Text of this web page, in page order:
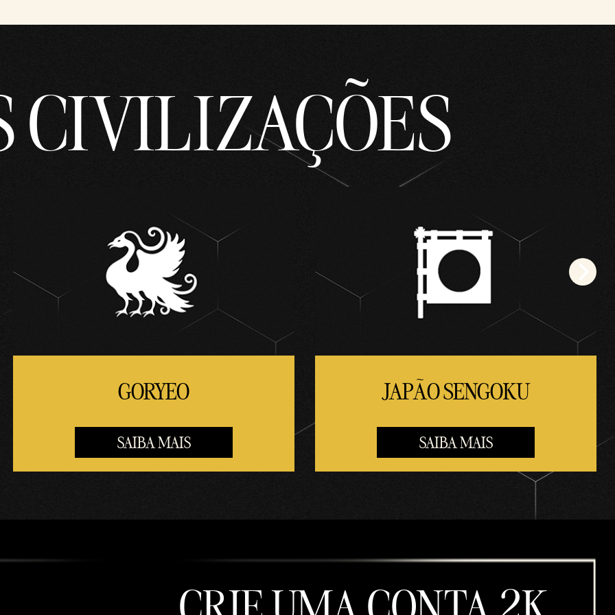
CIVILIZAÇÕES
GORYEO
SAIBA MAIS
JAPÃO SENGOKU
SAIBA MAIS